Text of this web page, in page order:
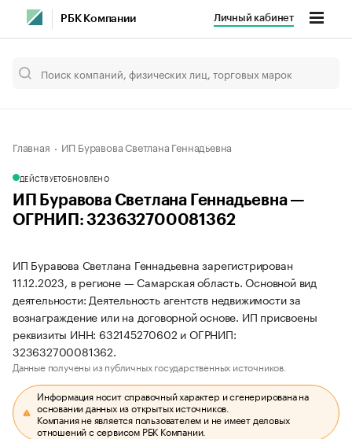
РБК Компании Личный кабинет
Главная ИП Буравова Светлана Геннадьевна
ДЕЙСТВУЕТОБНОВЛЕНО
ИП Буравова Светлана Геннадьевна —
ОГРНИП: 323632700081362
ИП Буравова Светлана Геннадьевна зарегистрирован
11.12.2023, в регионе — Самарская область. Основной вид
деятельности: Деятельность агентств недвижимости за
вознаграждение или на договорной основе. ИП присвоены
реквизиты ИНН: 632145270602 и ОГРНИП:
323632700081362.
Данные получены из публичных государственных источников.
Информация носит справочный характер и сгенерирована на
основании данных из открытых источников.
Компания не является пользователем и не имеет деловых
отношений с сервисом РБК Компании.